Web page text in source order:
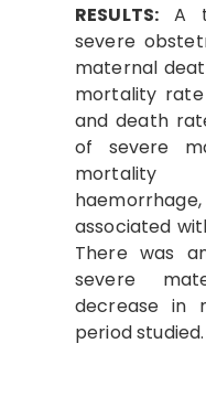
RESULTS: A
severe
maternal
mortality rate
and death
of severe
associated
There was
severe
decrease in
period studied.